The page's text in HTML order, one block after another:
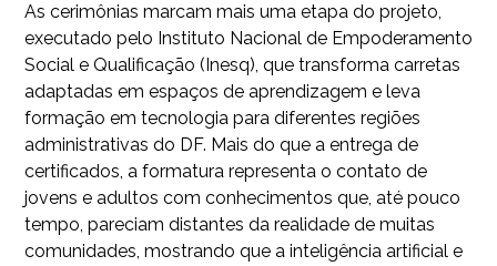
As cerimônias marcam mais uma etapa do projeto,
executado pelo Instituto Nacional de Empoderamento
Social e Qualificação (Inesq), que transforma carretas
adaptadas em espaços de aprendizagem e leva
formação em tecnologia para diferentes regiões
administrativas do DF. Mais do que a entrega de
certificados, a formatura representa o contato de
jovens e adultos com conhecimentos que, até pouco
tempo, pareciam distantes da realidade de muitas
comunidades, mostrando que a inteligência artificial e